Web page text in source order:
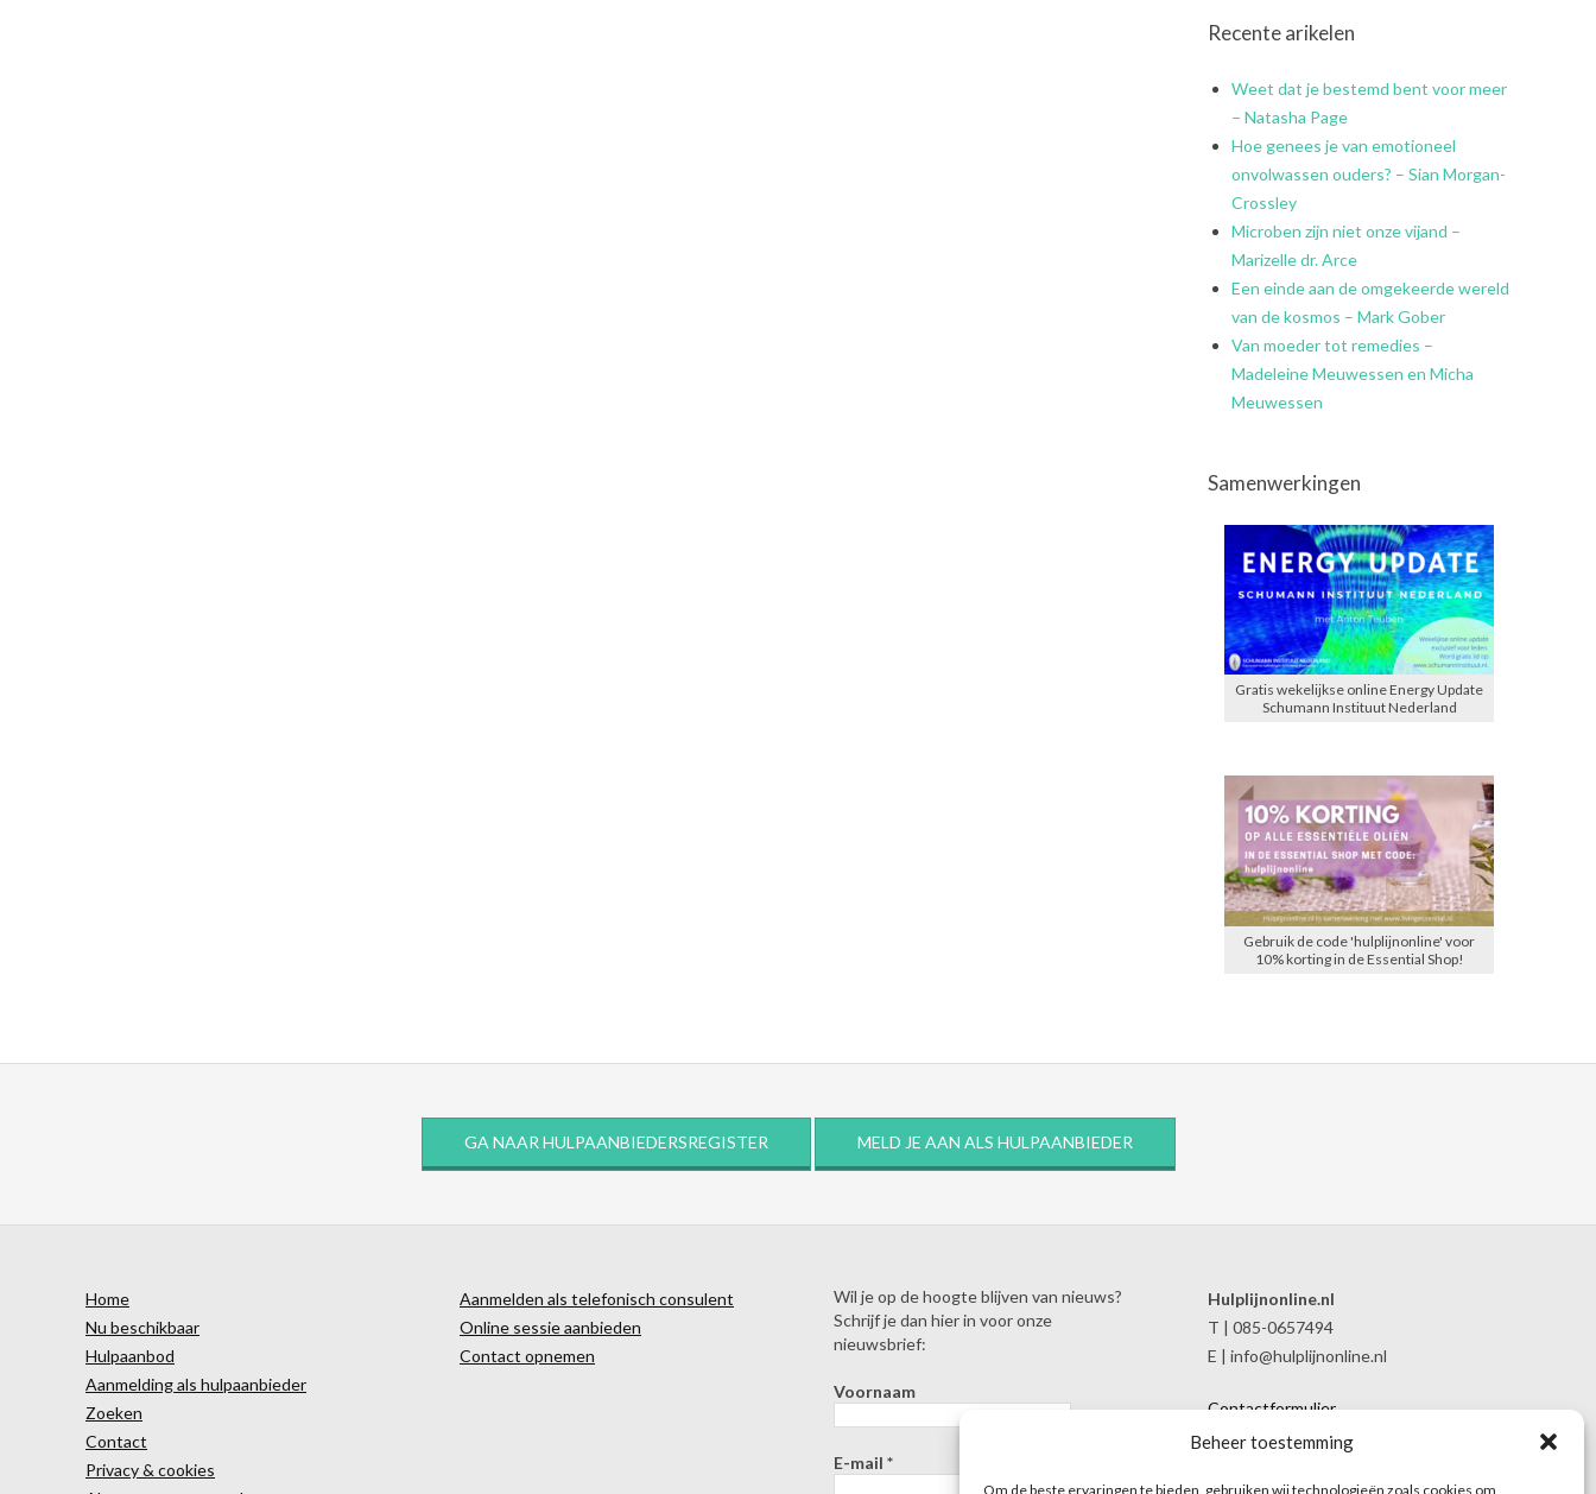
Beheer toestemming
Om de beste ervaringen te bieden, gebruiken wij technologieën zoals cookies om
Recente arikelen
Weet dat je bestemd bent voor meer
– Natasha Page
Hoe genees je van emotioneel
onvolwassen ouders? – Sian Morgan-
Crossley
Microben zijn niet onze vijand –
Marizelle dr. Arce
Een einde aan de omgekeerde wereld
van de kosmos – Mark Gober
Van moeder tot remedies –
Madeleine Meuwessen en Micha
Meuwessen
Samenwerkingen
Gratis wekelijkse online Energy Update
Schumann Instituut Nederland
Gebruik de code 'hulplijnonline' voor
10% korting in de Essential Shop!
GA NAAR HULPAANBIEDERSREGISTER MELD JE AAN ALS HULPAANBIEDER
Home
Nu beschikbaar
Hulpaanbod
Aanmelding als hulpaanbieder
Zoeken
Contact
Privacy & cookies
Aanmelden als telefonisch consulent
Online sessie aanbieden
Contact opnemen
Wil je op de hoogte blijven van nieuws?
Schrijf je dan hier in voor onze
nieuwsbrief:
Voornaam
E-mail *
Hulplijnonline.nl
T | 085-0657494
E | info@hulplijnonline.nl
Contactformulier
Over Hulplijnonline.nl